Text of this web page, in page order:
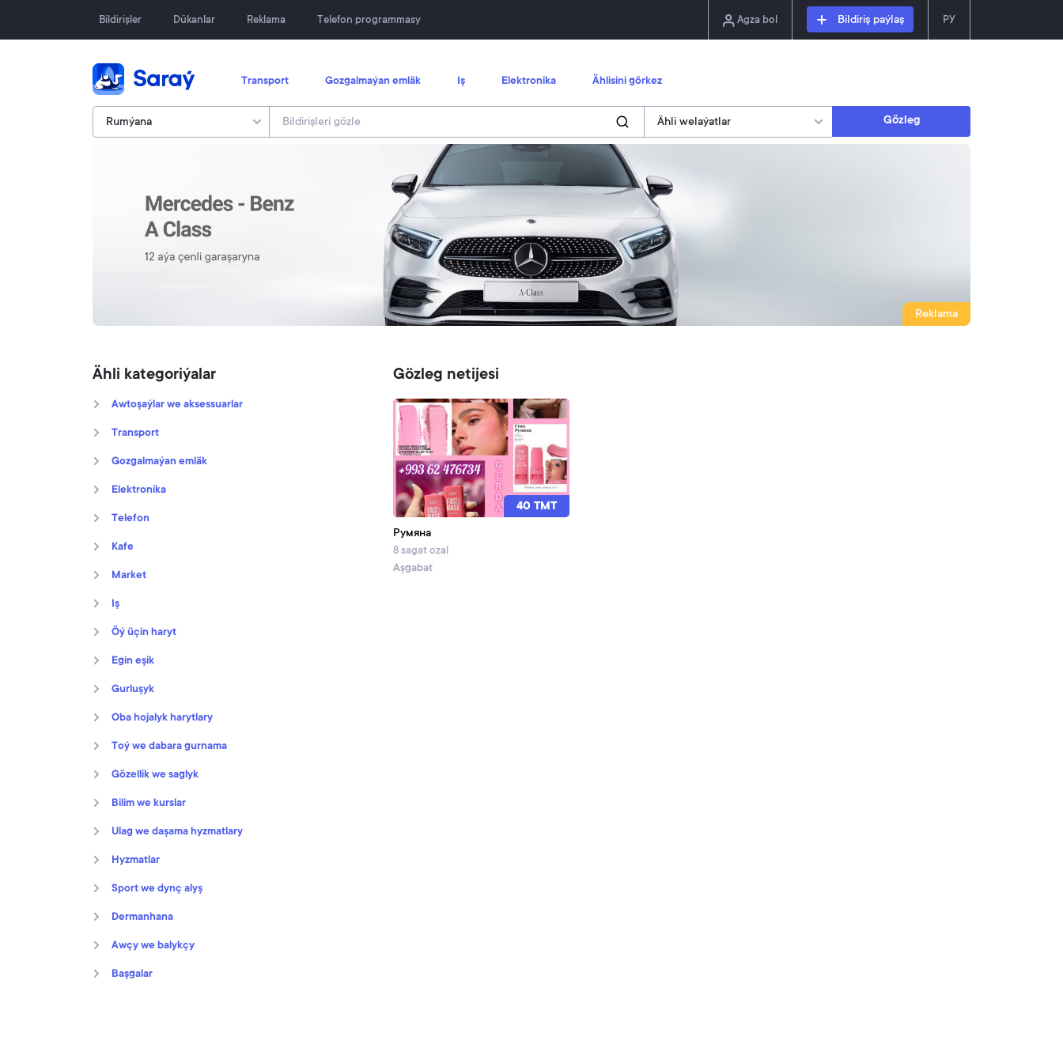
Bildirişler Dükanlar Reklama Telefon programmasy Agza bol Bildiriş paýlaş РУ
Transport Gozgalmaýan emläk Iş Elektronika Ählisini görkez
Gözleg
Reklama
Ähli kategoriýalar
Awtoşaýlar we aksessuarlar
Transport
Gozgalmaýan emläk
Elektronika
Telefon
Kafe
Market
Iş
Öý üçin haryt
Egin eşik
Gurluşyk
Oba hojalyk harytlary
Toý we dabara gurnama
Gözellik we saglyk
Bilim we kurslar
Ulag we daşama hyzmatlary
Hyzmatlar
Sport we dynç alyş
Dermanhana
Awçy we balykçy
Başgalar
Gözleg netijesi
40 TMT
Румяна
8 sagat ozal
Aşgabat